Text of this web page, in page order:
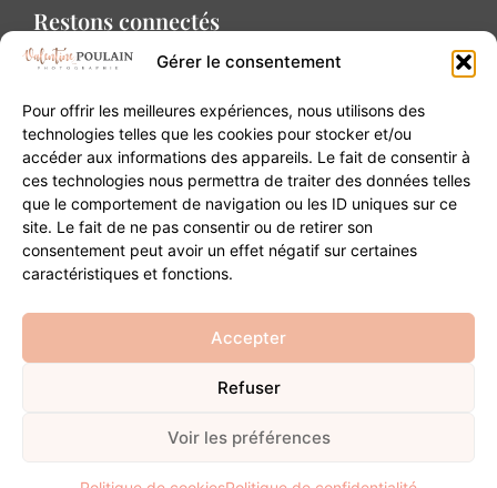
Gérer le consentement
Pour offrir les meilleures expériences, nous utilisons des
technologies telles que les cookies pour stocker et/ou
accéder aux informations des appareils. Le fait de consentir à
ces technologies nous permettra de traiter des données telles
que le comportement de navigation ou les ID uniques sur ce
site. Le fait de ne pas consentir ou de retirer son
consentement peut avoir un effet négatif sur certaines
caractéristiques et fonctions.
Accepter
Refuser
Voir les préférences
Restons connectés
Contact
20B Grand Rue 68180 Horbourg-Wihr
06 84 93 03 01
contact@valentinepoulain.com
Mentions légales· Politique de confidentialité
Développement